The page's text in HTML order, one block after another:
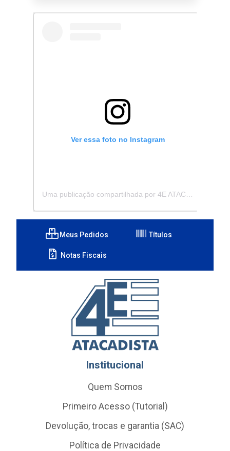
Ver essa foto no Instagram
Meus Pedidos Títulos
Notas Fiscais
Institucional
Quem Somos
Primeiro Acesso (Tutorial)
Devolução, trocas e garantia (SAC)
Política de Privacidade